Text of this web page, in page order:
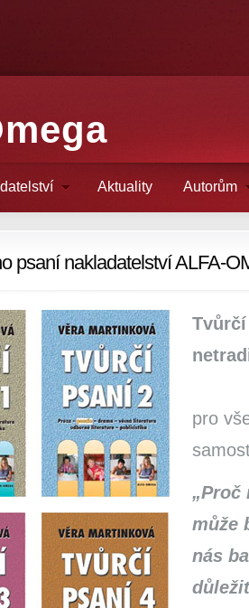
Aktuality Autorům
psaní nakladatelství ALFA-
pro
„Proč
může
nás